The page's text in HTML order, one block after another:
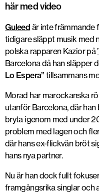
här med video
Guleed är inte främmande
tidigare släppt musik med
polska rapparen Kazior på
Barcelona då han släpper
Lo Espera” tillsammans
Morad har marockanska
utanför Barcelona, där
bryta igenom med under
problem med lagen och
där hans ex-flickvän bröt
hans nya partner.
Nu är han dock fullt
framgångsrika singlar och